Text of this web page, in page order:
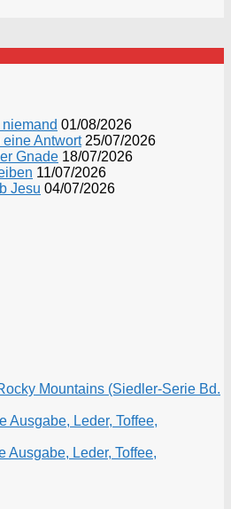
01/08/2026
Antwort 25/07/2026
Gnade 18/07/2026
11/07/2026
Jesu 04/07/2026
Mountains (Siedler-Serie Bd.
Ausgabe, Leder, Toffee,
Ausgabe, Leder, Toffee,